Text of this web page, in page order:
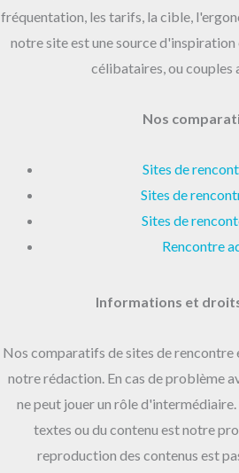
fréquentation, les tarifs, la cible,
notre site est une source
célibataires, ou couples
Nos
Sites de
Sites de
Sites de
Rencontre
Informations et
Nos comparatifs de sites de rencontre
notre rédaction. En cas de problème
ne peut jouer un rôle
textes ou du contenu est notre
reproduction des contenus est